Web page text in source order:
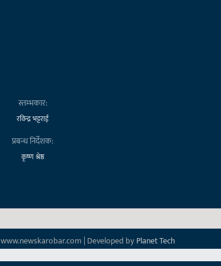
स्तम्भकार:
रविन्द्र भट्टराई
प्रबन्ध निर्देशक:
कृष्ण श्रेष्ठ
www.newskarobar.com | Developed byPlanet Tech